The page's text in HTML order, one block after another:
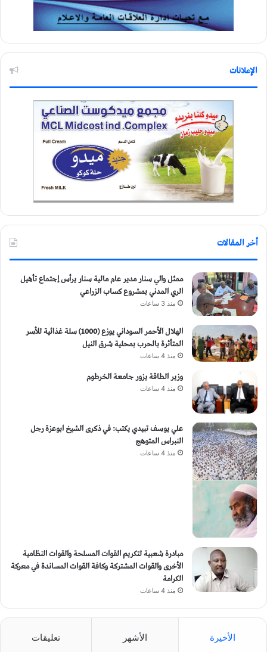
الإعلانات
أخر المقالات
ممثل والي سنار مدير عام مالية سنار يرأس إجتماع تأهيل
الري المدني بمشروع كساب الزراعي
منذ 3 ساعات
الهلال الأحمر السوداني يوزع (1000) سلة غذائية للأسر
المتأثرة بالحرب بمحلية شرق النيل
منذ 4 ساعات
وزير الطاقة يزور جامعة الخرطوم
منذ 4 ساعات
علي يوسف تبيدي يكتب: في ذكرى الشيخ ابوعزة رجل
النبراس المتوهج
منذ 4 ساعات
مبادرة شعبية لتكريم القوات المسلحة والقوات النظامية
الأخرى والقوات المشتركة وكافة القوات المساندة في معركة
الكرامة
منذ 4 ساعات
الأخيرة الأشهر تعليقات